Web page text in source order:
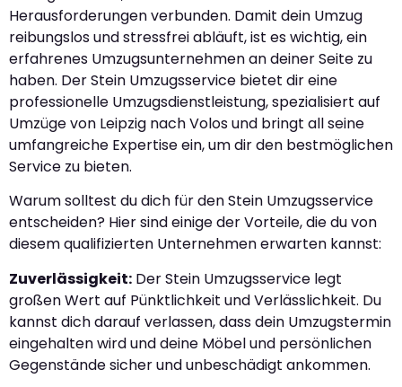
Herausforderungen verbunden. Damit dein Umzug
reibungslos und stressfrei abläuft, ist es wichtig, ein
erfahrenes Umzugsunternehmen an deiner Seite zu
haben. Der Stein Umzugsservice bietet dir eine
professionelle Umzugsdienstleistung, spezialisiert auf
Umzüge von Leipzig nach Volos und bringt all seine
umfangreiche Expertise ein, um dir den bestmöglichen
Service zu bieten.
Warum solltest du dich für den Stein Umzugsservice
entscheiden? Hier sind einige der Vorteile, die du von
diesem qualifizierten Unternehmen erwarten kannst:
Zuverlässigkeit: Der Stein Umzugsservice legt
großen Wert auf Pünktlichkeit und Verlässlichkeit. Du
kannst dich darauf verlassen, dass dein Umzugstermin
eingehalten wird und deine Möbel und persönlichen
Gegenstände sicher und unbeschädigt ankommen.